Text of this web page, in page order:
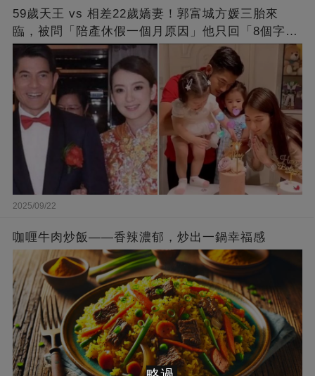
59歲天王 vs 相差22歲嬌妻！郭富城方媛三胎來
臨，被問「陪產休假一個月原因」他只回「8個字」
被贊爆
2025/09/22
咖喱牛肉炒飯——香辣濃郁，炒出一鍋幸福感